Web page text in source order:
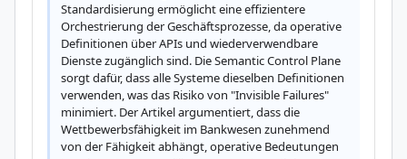
Standardisierung ermöglicht eine effizientere
Orchestrierung der Geschäftsprozesse, da operative
Definitionen über APIs und wiederverwendbare
Dienste zugänglich sind. Die Semantic Control Plane
sorgt dafür, dass alle Systeme dieselben Definitionen
verwenden, was das Risiko von "Invisible Failures"
minimiert. Der Artikel argumentiert, dass die
Wettbewerbsfähigkeit im Bankwesen zunehmend
von der Fähigkeit abhängt, operative Bedeutungen